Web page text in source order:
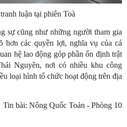
luận tại phiên Toà
sự cũng như những người tham gia
hơn các quyền lợi, nghĩa vụ của cá
hệ lao động góp phần ổn định trật
Nguyên, nơi có nhiều khu công
loại hình tổ chức hoạt động trên địa
Tin bài: Nông Quốc Toản - Phòng 10